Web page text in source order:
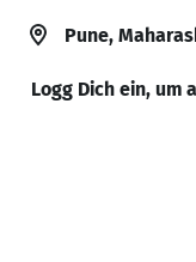
Pune,
Logg Dich ein, um